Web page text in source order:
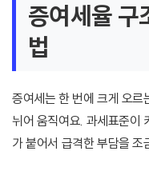
증여세율 구
법
증여세는 한 번에 크게 오
뉘어 움직여요. 과세표준이
가 붙어서 급격한 부담을 조